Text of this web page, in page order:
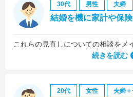
30代 男性 夫婦
結婚を機に家計や保
続きを読む
20代 女性 夫婦